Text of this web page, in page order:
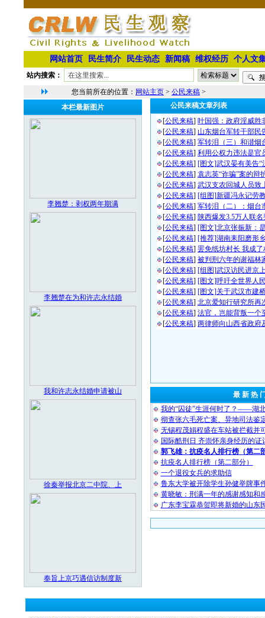
网站首页 民生简介 民生动态 新闻稿 维权经历 个人文
站内搜索：
您当前所在的位置： 网站主页 > 公民来稿 >
本栏最新图片
李翘楚：剥权两年期满
李翘楚在为和许志永结婚
我和许志永结婚申请被山
徐秦举报北京二中院、上
奉旨上京巧遇信访制度新
公民来稿文章列表
[公民来稿] 叶国强：政府淫威胜
[公民来稿] 山东烟台军转干部民
[公民来稿] 军转泪（三）和谐烟
[公民来稿] 利用公权力违法是官
[公民来稿] [图文]武汉晏有美告“
[公民来稿] 袁志英“诈骗”案的辩
[公民来稿] 武汉支农回城人员致
[公民来稿] [组图]新疆冯永记劳
[公民来稿] 军转泪（二）：烟台
[公民来稿] 陕西爆发3.5万人联
[公民来稿] [图文]北京张振新：
[公民来稿] [推荐]湖南耒阳磨形
[公民来稿] 罢免纸坊村长 我成了
[公民来稿] 被判刑六年的谢福林
[公民来稿] [组图]武汉访民进京
[公民来稿] [图文]呼吁全世界人
[公民来稿] [图文]关于武汉市建
[公民来稿] 北京爱知行研究所再
[公民来稿] 法官，岂能背叛一个
[公民来稿] 两律师向山西省政府
最 新 热
我的“囚徒”生涯何时了？——湖
彻查张六毛死亡案、异地司法鉴
无锡程茂娟程盛在车站被拦截并
国际酷刑日 齐崇怀亲身经历的证
郭飞雄：抗疫名人排行榜（第二
抗疫名人排行榜（第二部分）
一个退役女兵的求助信
鲁东大学被开除学生孙健举牌事
黄晓敏：刑满一年的感谢感知和
广东李宝霖恭贺即将新婚的山东